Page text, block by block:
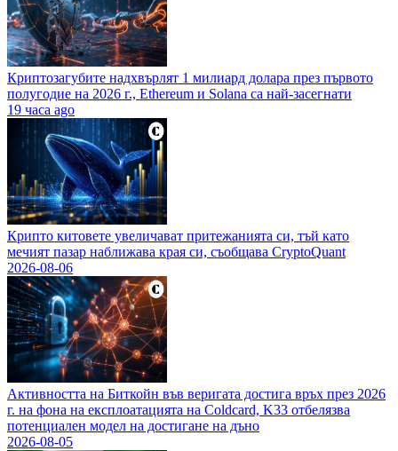
Криптозагубите надхвърлят 1 милиард долара през първото
полугодие на 2026 г., Ethereum и Solana са най-засегнати
19 часа ago
Крипто китовете увеличават притежанията си, тъй като
мечият пазар наближава края си, съобщава CryptoQuant
2026-08-06
Активността на Биткойн във веригата достига връх през 2026
г. на фона на експлоатацията на Coldcard, K33 отбелязва
потенциален модел на достигане на дъно
2026-08-05